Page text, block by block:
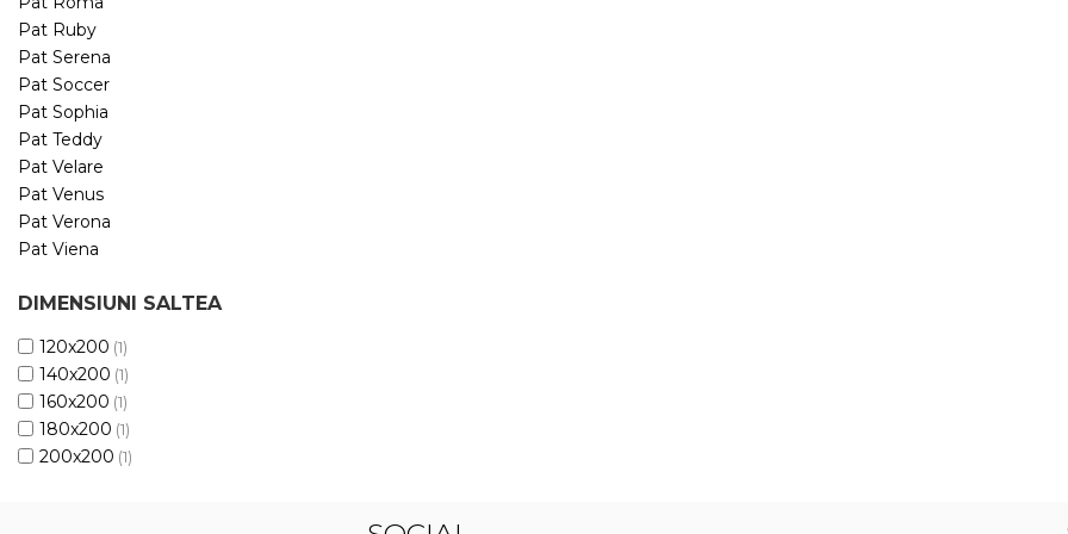
Pat Ruby
Pat Serena
Pat Soccer
Pat Sophia
Pat Teddy
Pat Velare
Pat Venus
Pat Verona
Pat Viena
DIMENSIUNI SALTEA
120x200 (1)
140x200 (1)
160x200 (1)
180x200 (1)
200x200 (1)